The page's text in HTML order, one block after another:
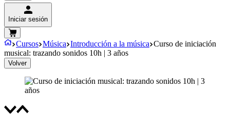
Iniciar sesión
Cursos Música Introducción a la música Curso de iniciación
musical: trazando sonidos 10h | 3 años
Volver